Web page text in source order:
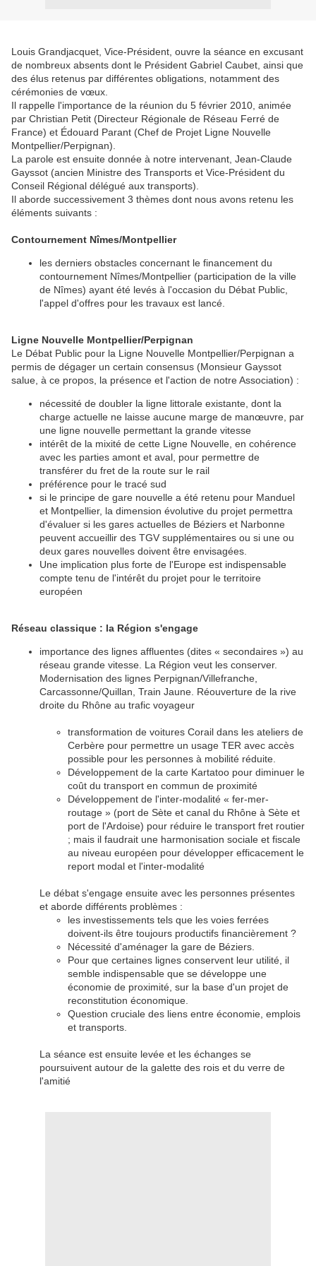
Louis Grandjacquet, Vice-Président, ouvre la séance en excusant
de nombreux absents dont le Président Gabriel Caubet, ainsi que
des élus retenus par différentes obligations, notamment des
cérémonies de vœux.
Il rappelle l'importance de la réunion du 5 février 2010, animée
par Christian Petit (Directeur Régionale de Réseau Ferré de
France) et Édouard Parant (Chef de Projet Ligne Nouvelle
Montpellier/Perpignan).
La parole est ensuite donnée à notre intervenant, Jean-Claude
Gayssot (ancien Ministre des Transports et Vice-Président du
Conseil Régional délégué aux transports).
Il aborde successivement 3 thèmes dont nous avons retenu les
éléments suivants :
Contournement Nîmes/Montpellier
les derniers obstacles concernant le financement du
contournement Nîmes/Montpellier (participation de la ville
de Nîmes) ayant été levés à l'occasion du Débat Public,
l'appel d'offres pour les travaux est lancé.
Ligne Nouvelle Montpellier/Perpignan
Le Débat Public pour la Ligne Nouvelle Montpellier/Perpignan a
permis de dégager un certain consensus (Monsieur Gayssot
salue, à ce propos, la présence et l'action de notre Association) :
nécessité de doubler la ligne littorale existante, dont la
charge actuelle ne laisse aucune marge de manœuvre, par
une ligne nouvelle permettant la grande vitesse
intérêt de la mixité de cette Ligne Nouvelle, en cohérence
avec les parties amont et aval, pour permettre de
transférer du fret de la route sur le rail
préférence pour le tracé sud
si le principe de gare nouvelle a été retenu pour Manduel
et Montpellier, la dimension évolutive du projet permettra
d'évaluer si les gares actuelles de Béziers et Narbonne
peuvent accueillir des TGV supplémentaires ou si une ou
deux gares nouvelles doivent être envisagées.
Une implication plus forte de l'Europe est indispensable
compte tenu de l'intérêt du projet pour le territoire
européen
Réseau classique : la Région s'engage
importance des lignes affluentes (dites « secondaires ») au
réseau grande vitesse. La Région veut les conserver.
Modernisation des lignes Perpignan/Villefranche,
Carcassonne/Quillan, Train Jaune. Réouverture de la rive
droite du Rhône au trafic voyageur
transformation de voitures Corail dans les ateliers de
Cerbère pour permettre un usage TER avec accès
possible pour les personnes à mobilité réduite.
Développement de la carte Kartatoo pour diminuer le
coût du transport en commun de proximité
Développement de l'inter-modalité « fer-mer-
routage » (port de Sète et canal du Rhône à Sète et
port de l'Ardoise) pour réduire le transport fret routier
; mais il faudrait une harmonisation sociale et fiscale
au niveau européen pour développer efficacement le
report modal et l'inter-modalité
Le débat s'engage ensuite avec les personnes présentes
et aborde différents problèmes :
les investissements tels que les voies ferrées
doivent-ils être toujours productifs financièrement ?
Nécessité d'aménager la gare de Béziers.
Pour que certaines lignes conservent leur utilité, il
semble indispensable que se développe une
économie de proximité, sur la base d'un projet de
reconstitution économique.
Question cruciale des liens entre économie, emplois
et transports.
La séance est ensuite levée et les échanges se
poursuivent autour de la galette des rois et du verre de
l'amitié